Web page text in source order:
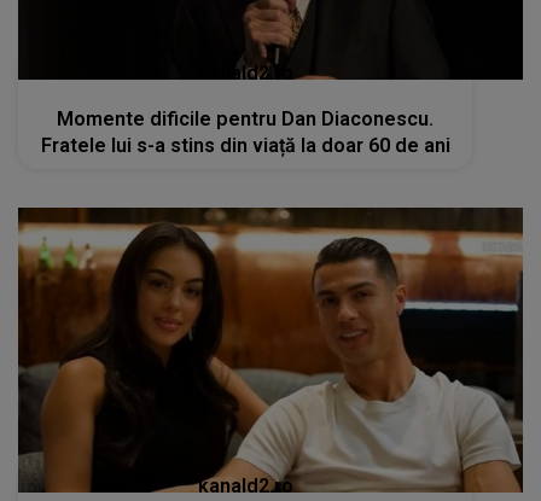
kanald2.ro
Cristiano Ronaldo și Georgina
Rodriguez: Nunta de vis în Madeira,
încununarea unei Iubiri de poveste